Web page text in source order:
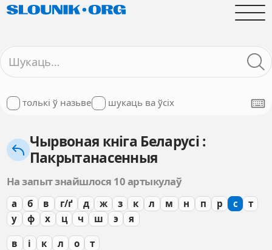
толькі ў назьве шукаць ва ўсіх
Чырвоная кніга Беларусі :
Пакрытанасенныя
На запыт знайшлося 10 артыкулаў
а б в г/ґ д ж з к л м н п р с
т
у
ф х ц ч ш э я
в і к л о т